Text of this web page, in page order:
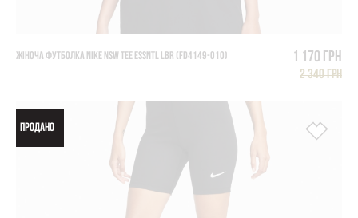
ЖІНОЧА ФУТБОЛКА NIKE NSW TEE ESSNTL LBR (FD4149-010) 1 170 грн
2 340 грн
ПРОДАНО